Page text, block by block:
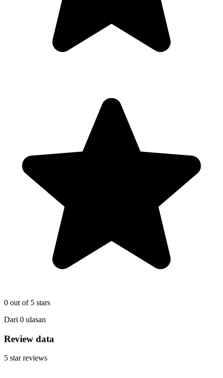
0 out of 5 stars
Dari 0 ulasan
Review data
5 star reviews